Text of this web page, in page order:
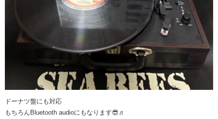
ドーナツ盤にも対応
もちろんBluetooth audioにもなります😎♬